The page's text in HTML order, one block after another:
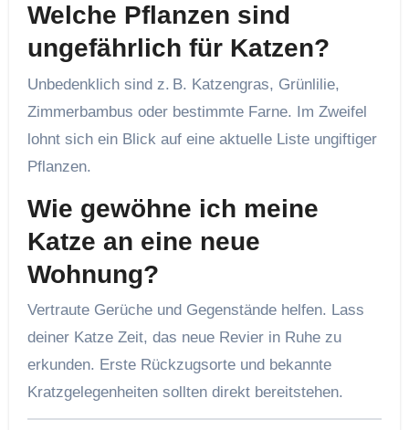
Welche Pflanzen sind
ungefährlich für Katzen?
Unbedenklich sind z. B. Katzengras, Grünlilie,
Zimmerbambus oder bestimmte Farne. Im Zweifel
lohnt sich ein Blick auf eine aktuelle Liste ungiftiger
Pflanzen.
Wie gewöhne ich meine
Katze an eine neue
Wohnung?
Vertraute Gerüche und Gegenstände helfen. Lass
deiner Katze Zeit, das neue Revier in Ruhe zu
erkunden. Erste Rückzugsorte und bekannte
Kratzgelegenheiten sollten direkt bereitstehen.